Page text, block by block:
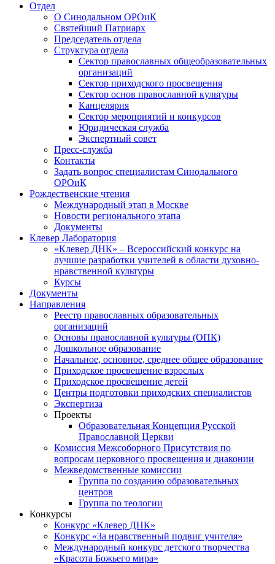
Отдел
О Синодальном ОРОиК
Святейший Патриарх
Председатель отдела
Структура отдела
Сектор православных общеобразовательных
организаций
Сектор приходского просвещения
Сектор основ православной культуры
Канцелярия
Сектор мероприятий и конкурсов
Юридическая служба
Экспертный совет
Пресс-служба
Контакты
Задать вопрос специалистам Синодального
ОРОиК
Рождественские чтения
Международный этап в Москве
Новости регионального этапа
Документы
Клевер Лаборатория
«Клевер ДНК» – Всероссийский конкурс на
лучшие разработки учителей в области духовно-
нравственной культуры
Курсы
Документы
Направления
Реестр православных образовательных
организаций
Основы православной культуры (ОПК)
Дошкольное образование
Начальное, основное, среднее общее образование
Приходское просвещение взрослых
Приходское просвещение детей
Центры подготовки приходских специалистов
Экспертиза
Проекты
Образовательная Концепция Русской
Православной Церкви
Комиссия Межсоборного Присутствия по
вопросам церковного просвещения и диаконии
Межведомственные комиссии
Группа по созданию образовательных
центров
Группа по теологии
Конкурсы
Конкурс «Клевер ДНК»
Конкурс «За нравственный подвиг учителя»
Международный конкурс детского творчества
«Красота Божьего мира»